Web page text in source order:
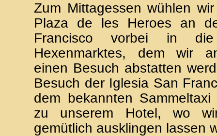
Zum Mittagessen wühlen
Plaza de les Heroes an
Francisco vorbei in
Hexenmarktes, dem wir
einen Besuch abstatten
Besuch der Iglesia San
dem bekannten
zu unserem Hotel, wo
gemütlich ausklingen lassen